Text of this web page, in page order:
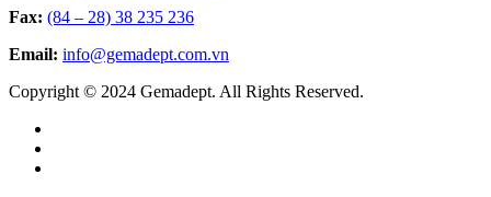
Fax: (84 – 28) 38 235 236
Email: info@gemadept.com.vn
Copyright © 2024 Gemadept. All Rights Reserved.